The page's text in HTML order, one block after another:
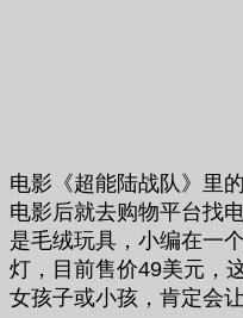
电影《超能陆战队》里
电影后就去购物平台找
是毛绒玩具，小编在一
灯，目前售价49美元，
女孩子或小孩，肯定会